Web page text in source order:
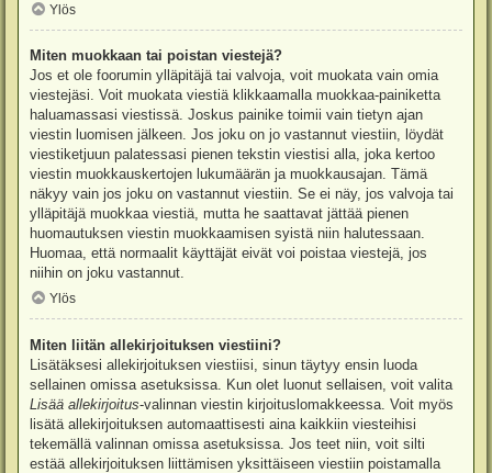
Ylös
Miten muokkaan tai poistan viestejä?
Jos et ole foorumin ylläpitäjä tai valvoja, voit muokata vain omia
viestejäsi. Voit muokata viestiä klikkaamalla muokkaa-painiketta
haluamassasi viestissä. Joskus painike toimii vain tietyn ajan
viestin luomisen jälkeen. Jos joku on jo vastannut viestiin, löydät
viestiketjuun palatessasi pienen tekstin viestisi alla, joka kertoo
viestin muokkauskertojen lukumäärän ja muokkausajan. Tämä
näkyy vain jos joku on vastannut viestiin. Se ei näy, jos valvoja tai
ylläpitäjä muokkaa viestiä, mutta he saattavat jättää pienen
huomautuksen viestin muokkaamisen syistä niin halutessaan.
Huomaa, että normaalit käyttäjät eivät voi poistaa viestejä, jos
niihin on joku vastannut.
Ylös
Miten liitän allekirjoituksen viestiini?
Lisätäksesi allekirjoituksen viestiisi, sinun täytyy ensin luoda
sellainen omissa asetuksissa. Kun olet luonut sellaisen, voit valita
Lisää allekirjoitus-valinnan viestin kirjoituslomakkeessa. Voit myös
lisätä allekirjoituksen automaattisesti aina kaikkiin viesteihisi
tekemällä valinnan omissa asetuksissa. Jos teet niin, voit silti
estää allekirjoituksen liittämisen yksittäiseen viestiin poistamalla